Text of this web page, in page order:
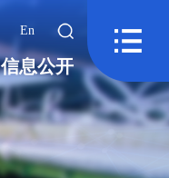
En
信息公开